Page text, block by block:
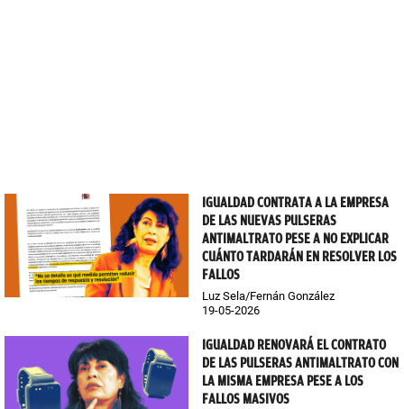
IGUALDAD CONTRATA A LA EMPRESA
DE LAS NUEVAS PULSERAS
ANTIMALTRATO PESE A NO EXPLICAR
CUÁNTO TARDARÁN EN RESOLVER LOS
FALLOS
Luz Sela/Fernán González
19-05-2026
IGUALDAD RENOVARÁ EL CONTRATO
DE LAS PULSERAS ANTIMALTRATO CON
LA MISMA EMPRESA PESE A LOS
FALLOS MASIVOS